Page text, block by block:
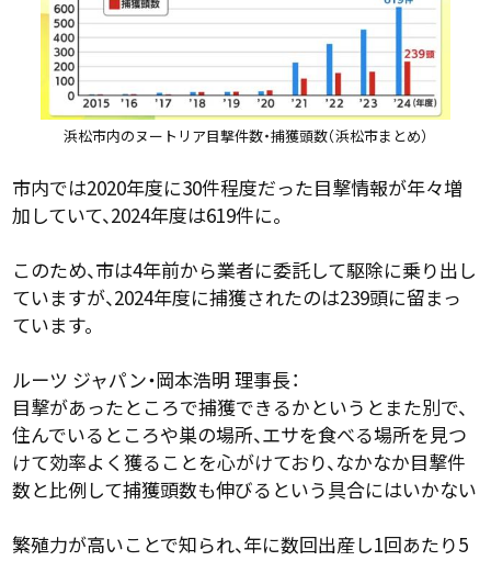
浜松市内のヌートリア目撃件数・捕獲頭数（浜松市まとめ）
市内では2020年度に30件程度だった目撃情報が年々増
加していて、2024年度は619件に。
このため、市は4年前から業者に委託して駆除に乗り出し
ていますが、2024年度に捕獲されたのは239頭に留まっ
ています。
ルーツ ジャパン・岡本浩明 理事長：
目撃があったところで捕獲できるかというとまた別で、
住んでいるところや巣の場所、エサを食べる場所を見つ
けて効率よく獲ることを心がけており、なかなか目撃件
数と比例して捕獲頭数も伸びるという具合にはいかない
繁殖力が高いことで知られ、年に数回出産し1回あたり5